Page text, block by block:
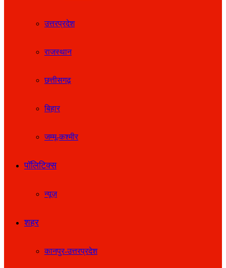
उत्तरप्रदेश
राजस्थान
छत्तीसगढ़
बिहार
जम्मू-कश्मीर
पॉलिटिक्स
न्यूज़
शहर
कानपुर-उत्तरप्रदेश